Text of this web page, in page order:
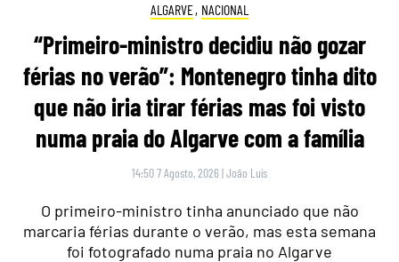
ALGARVE, NACIONAL
“Primeiro-ministro decidiu não gozar
férias no verão”: Montenegro tinha dito
que não iria tirar férias mas foi visto
numa praia do Algarve com a família
14:50 7 Agosto, 2026 |João Luís
O primeiro-ministro tinha anunciado que não
marcaria férias durante o verão, mas esta semana
foi fotografado numa praia no Algarve